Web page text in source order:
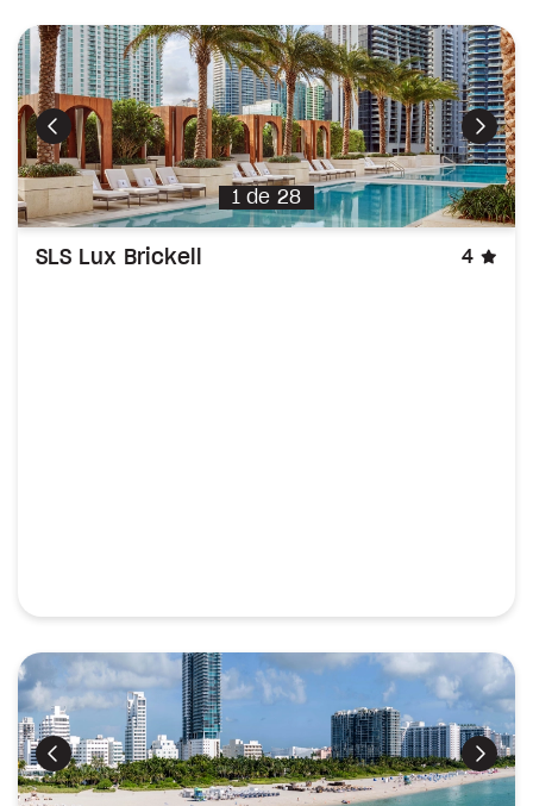
Précédent
1 de 28
SLS Lux Brickell 4
Précédent